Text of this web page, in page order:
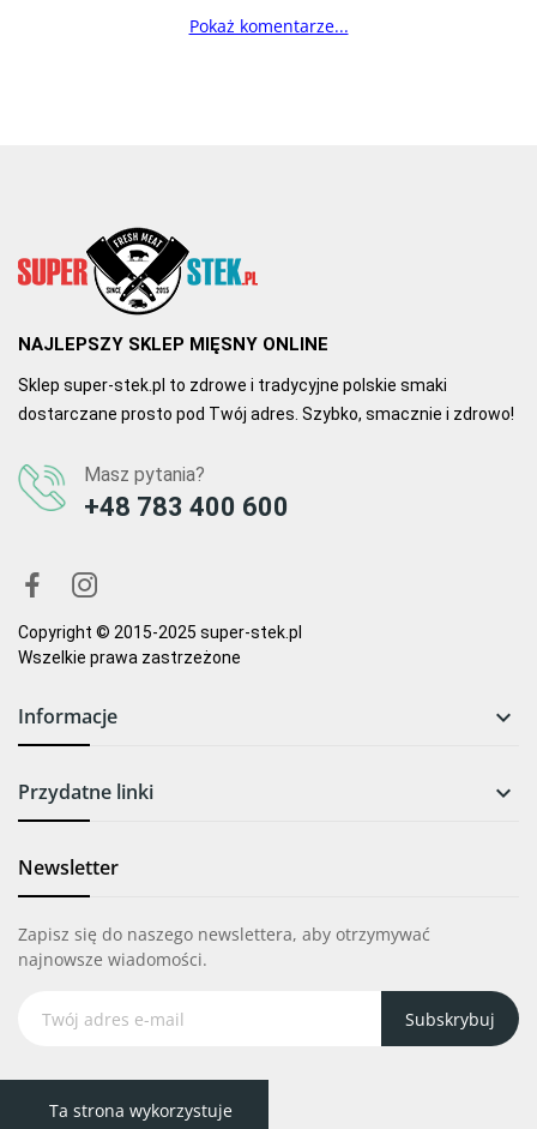
Pokaż komentarze...
NAJLEPSZY SKLEP MIĘSNY ONLINE
Sklep super-stek.pl to zdrowe i tradycyjne polskie smaki
dostarczane prosto pod Twój adres. Szybko, smacznie i zdrowo!
Masz pytania?
+48 783 400 600
Copyright © 2015-2025 super-stek.pl
Wszelkie prawa zastrzeżone
Informacje 
Przydatne linki 
Newsletter
Zapisz się do naszego newslettera, aby otrzymywać
najnowsze wiadomości.
Subskrybuj
Ta strona wykorzystuje